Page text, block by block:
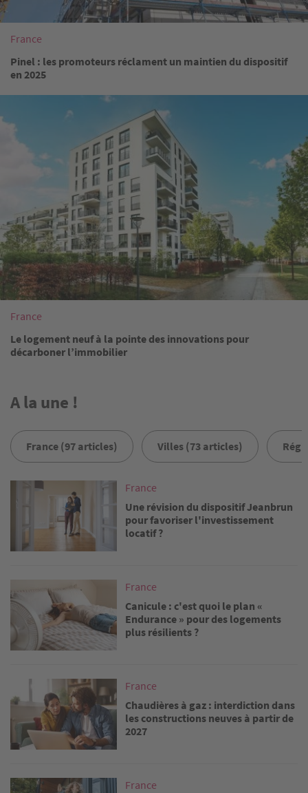
France
Pinel : les promoteurs réclament un maintien du dispositif
en 2025
France
Le logement neuf à la pointe des innovations pour
décarboner l’immobilier
A la une !
France (97 articles) Villes (73 articles)
Image
France
Une révision du dispositif Jeanbrun
pour favoriser l'investissement
locatif ?
France
Canicule : c'est quoi le plan «
Endurance » pour des logements
plus résilients ?
France
Chaudières à gaz : interdiction dans
les constructions neuves à partir de
2027
Image
France